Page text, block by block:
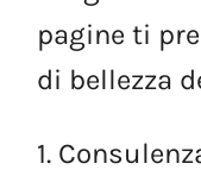
pagine ti
di bellezza
1.